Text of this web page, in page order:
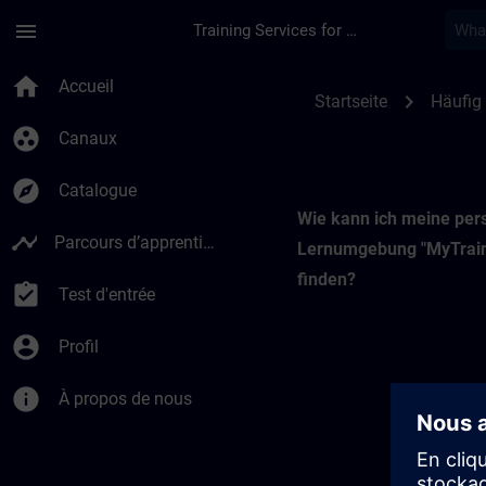
menu Training Services for Digital Industries
home Accueil
group_work Canaux
explore Catalogue
timeline Parcours d’apprentissage
assignment_turned_in Test d'entrée
account_circle Profil
info À propos de nous
Startseite chevron_right Häufig
Wie kann ich meine
Lernumgebung
finden?